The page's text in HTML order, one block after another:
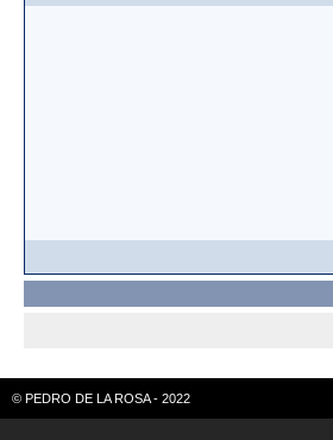
© PEDRO DE LA ROSA - 2022